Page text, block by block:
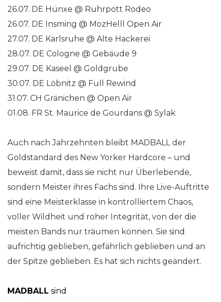
26.07. DE Hünxe @ Ruhrpott Rodeo
26.07. DE Insming @ MozHelll Open Air
27.07. DE Karlsruhe @ Alte Hackerei
28.07. DE Cologne @ Gebäude 9
29.07. DE Kaseel @ Goldgrube
30.07. DE Löbnitz @ Full Rewind
31.07. CH Gränichen @ Open Air
01.08. FR St. Maurice de Gourdans @ Sylak
Auch nach Jahrzehnten bleibt MADBALL der
Goldstandard des New Yorker Hardcore – und
beweist damit, dass sie nicht nur Überlebende,
sondern Meister ihres Fachs sind. Ihre Live-Auftritte
sind eine Meisterklasse in kontrolliertem Chaos,
voller Wildheit und roher Integrität, von der die
meisten Bands nur träumen können. Sie sind
aufrichtig geblieben, gefährlich geblieben und an
der Spitze geblieben. Es hat sich nichts geändert.
MADBALL sind